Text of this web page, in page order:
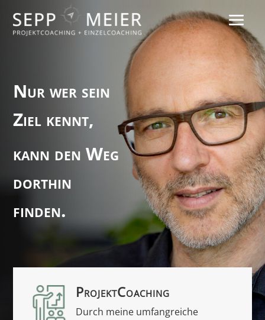
Nur wer sein
Ziel kennt,
kann den Weg
dorthin
finden.
ProjektCoaching
Durch meine umfangreiche